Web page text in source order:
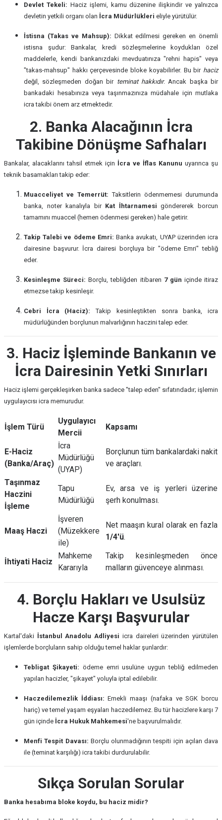
Devlet Tekeli: Haciz işlemi, kamu düzenine ilişkindir ve yalnızca
devletin yetkili organı olan İcra Müdürlükleri eliyle yürütülür.
İstisna (Takas ve Mahsup): Dikkat edilmesi gereken en önemli
istisna şudur: Bankalar, kredi sözleşmelerine koydukları özel
maddelerle, kendi bankanızdaki mevduatınıza "rehni hapis" veya
"takas-mahsup" hakkı çerçevesinde bloke koyabilirler. Bu bir haciz
değil, sözleşmeden doğan bir teminat hakkıdır. Ancak başka bir
bankadaki hesabınıza veya taşınmazınıza müdahale için mutlaka
icra takibi önem arz etmektedir.
2. Banka Alacağının İcra
Takibine Dönüşme Safhaları
Bankalar, alacaklarını tahsil etmek için İcra ve İflas Kanunu uyarınca şu
teknik basamakları takip eder:
Muacceliyet ve Temerrüt: Taksitlerin ödenmemesi durumunda
banka, noter kanalıyla bir Kat İhtarnamesi göndererek borcun
tamamını muaccel (hemen ödenmesi gereken) hale getirir.
Takip Talebi ve ödeme Emri: Banka avukatı, UYAP üzerinden icra
dairesine başvurur. İcra dairesi borçluya bir "ödeme Emri" tebliğ
eder.
Kesinleşme Süreci: Borçlu, tebliğden itibaren 7 gün içinde itiraz
etmezse takip kesinleşir.
Cebri İcra (Haciz): Takip kesinleştikten sonra banka, icra
müdürlüğünden borçlunun malvarlığının haczini talep eder.
3. Haciz İşleminde Bankanın ve
İcra Dairesinin Yetki Sınırları
Haciz işlemi gerçekleşirken banka sadece "talep eden" sıfatındadır; işlemin
uygulayıcısı icra memurudur.
İşlem Türü
Uygulayıcı
Mercii
Kapsamı
E-Haciz
(Banka/Araç)
İcra
Müdürlüğü
(UYAP)
Borçlunun tüm bankalardaki nakit
ve araçları.
Taşınmaz
Haczini
İşleme
Tapu
Müdürlüğü
Ev, arsa ve iş yerleri üzerine
şerh konulması.
Maaş Haczi
İşveren
(Müzekkere
ile)
Net maaşın kural olarak en fazla
1/4'ü.
İhtiyati Haciz
Mahkeme
Kararıyla
Takip kesinleşmeden önce
malların güvenceye alınması.
4. Borçlu Hakları ve Usulsüz
Hacze Karşı Başvurular
Kartal'daki İstanbul Anadolu Adliyesi icra daireleri üzerinden yürütülen
işlemlerde borçluların sahip olduğu temel haklar şunlardır:
Tebligat Şikayeti: ödeme emri usulüne uygun tebliğ edilmeden
yapılan hacizler, "şikayet" yoluyla iptal edilebilir.
Haczedilemezlik İddiası: Emekli maaşı (nafaka ve SGK borcu
hariç) ve temel yaşam eşyaları haczedilemez. Bu tür hacizlere karşı 7
gün içinde İcra Hukuk Mahkemesi'ne başvurulmalıdır.
Menfi Tespit Davası: Borçlu olunmadığının tespiti için açılan dava
ile (teminat karşılığı) icra takibi durdurulabilir.
Sıkça Sorulan Sorular
Banka hesabıma bloke koydu, bu haciz midir?